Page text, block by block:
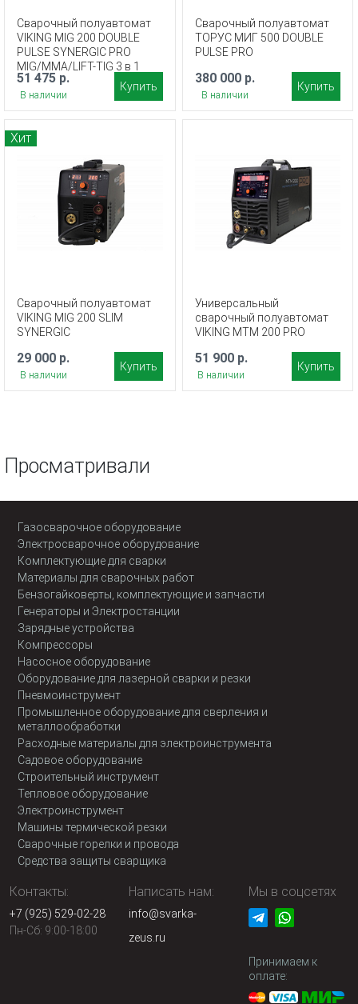
Сварочный полуавтомат
VIKING MIG 200 DOUBLE
PULSE SYNERGIC PRO
MIG/MMA/LIFT-TIG 3 в 1
51 475 р.
В наличии
Купить
Сварочный полуавтомат
ТОРУС МИГ 500 DOUBLE
PULSE PRO
380 000 р.
В наличии
Купить
Хит
Сварочный полуавтомат
VIKING MIG 200 SLIM
SYNERGIC
29 000 р.
В наличии
Купить
Универсальный
сварочный полуавтомат
VIKING MTM 200 PRO
51 900 р.
В наличии
Купить
Просматривали
Газосварочное оборудование
Электросварочное оборудование
Комплектующие для сварки
Материалы для сварочных работ
Бензогайковерты, комплектующие и запчасти
Генераторы и Электростанции
Зарядные устройства
Компрессоры
Насосное оборудование
Оборудование для лазерной сварки и резки
Пневмоинструмент
Промышленное оборудование для сверления и
металлообработки
Расходные материалы для электроинструмента
Садовое оборудование
Строительный инструмент
Тепловое оборудование
Электроинструмент
Машины термической резки
Сварочные горелки и провода
Средства защиты сварщика
Контакты:
+7 (925) 529-02-28
Пн-Сб: 9:00-18:00
Написать нам:
info@svarka-
zeus.ru
Мы в соцсетях
Принимаем к
оплате: